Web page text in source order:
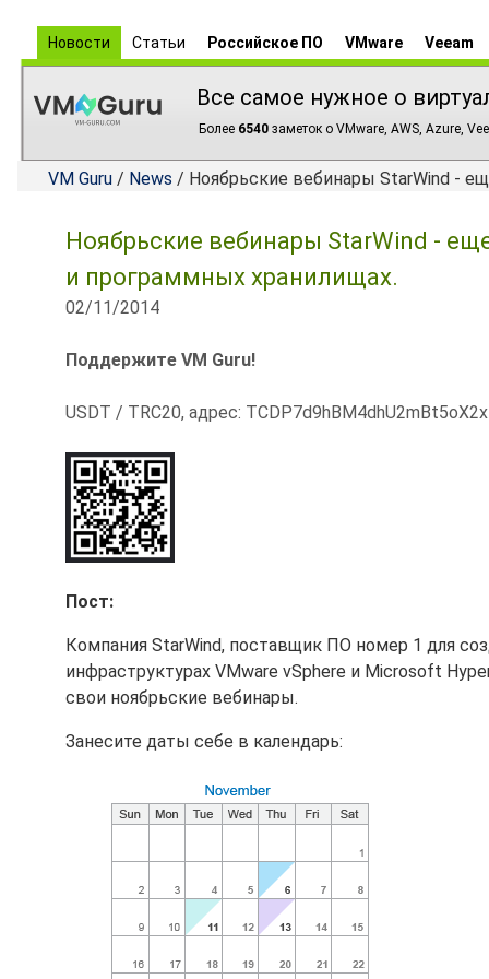
Новости Статьи Российское ПО VMware Veeam
Все самое нужное о
Более 6540 заметок о VMware, AWS, Azure,
VM Guru / News / Ноябрьские вебинары StarWind -
Ноябрьские вебинары StarWind -
и программных хранилищах.
02/11/2014
Поддержите VM Guru!
USDT / TRC20, адрес:
Пост:
Компания StarWind, поставщик ПО номер 1 для
инфраструктурах VMware vSphere и Microsoft
свои ноябрьские вебинары.
Занесите даты себе в календарь: